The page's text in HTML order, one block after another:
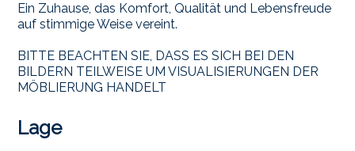
Ein Zuhause, das Komfort, Qualität und Lebensfreude
auf stimmige Weise vereint.
BITTE BEACHTEN SIE, DASS ES SICH BEI DEN
BILDERN TEILWEISE UM VISUALISIERUNGEN DER
MÖBLIERUNG HANDELT
Lage